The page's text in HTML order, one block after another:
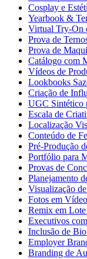
Cosplay e
Yearbook &
Virtual Try-On
Prova de
Prova de
Catálogo com
Vídeos de
Lookbooks
Criação de
UGC Sintético
Escala de
Localização
Conteúdo de
Pré-Produção
Portfólio para
Provas de
Planejamento
Visualização
Fotos em
Remix em
Executivos
Inclusão de
Employer
Branding de